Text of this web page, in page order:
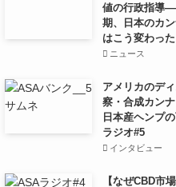
値の行政指導
期、日本のカ
はこう変わった
ニュース
アメリカのデ
察・合成カン
日本産ヘンプ
ラジオ#5
インタビュー
【なぜCBD市